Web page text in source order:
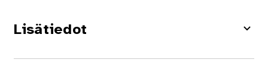
Lisätiedot